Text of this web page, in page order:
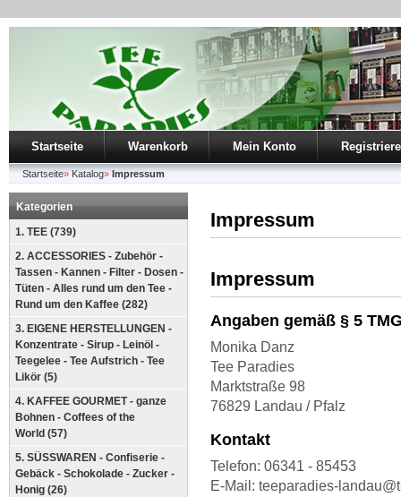
Startseite Warenkorb Mein Konto
Startseite» Katalog» Impressum
Kategorien
1. TEE (739)
2. ACCESSORIES - Zubehör -
Tassen - Kannen - Filter - Dosen -
Tüten - Alles rund um den Tee -
Rund um den Kaffee (282)
3. EIGENE HERSTELLUNGEN -
Konzentrate - Sirup - Leinöl -
Teegelee - Tee Aufstrich - Tee
Likör (5)
4. KAFFEE GOURMET - ganze
Bohnen - Coffees of the
World (57)
5. SÜSSWAREN - Confiserie -
Gebäck - Schokolade - Zucker -
Honig (26)
Impressum
Impressum
Angaben gemäß § 5
Monika Danz
Tee Paradies
Marktstraße 98
76829 Landau / Pfalz
Kontakt
Telefon: 06341 - 85453
E-Mail: teeparadies-